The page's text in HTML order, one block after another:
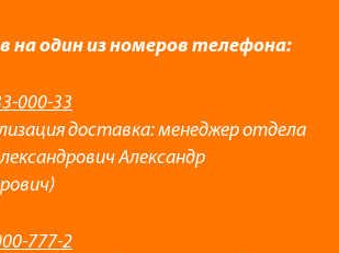
на один из номеров телефона:
000-33
доставка: менеджер отдела
Александр
777-2